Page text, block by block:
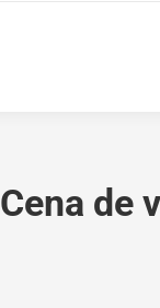
Cena de